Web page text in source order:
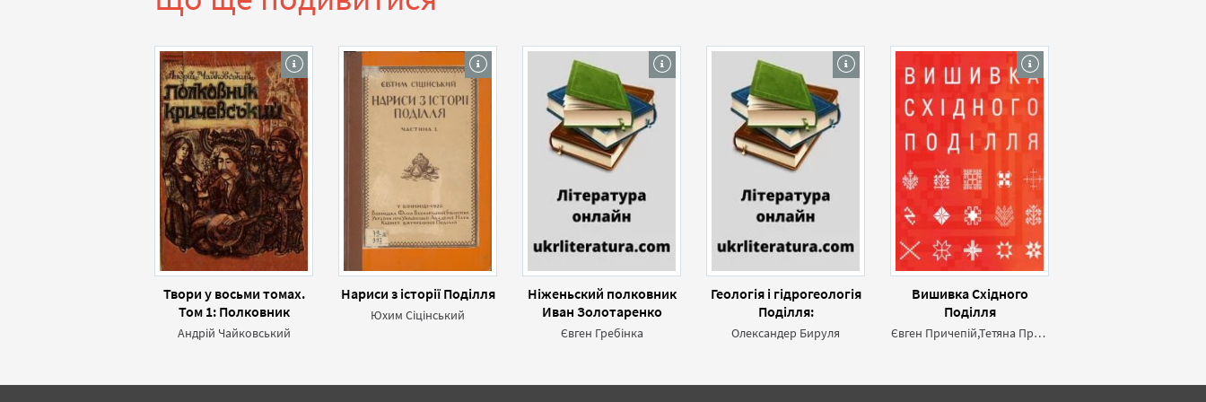
Твори у восьми томах.
Том 1: Полковник
Кричевський
Андрій Чайковський
Нариси з історії Поділля
Юхим Сіцінський
Hіженьский полковник
Иван Золотаpенко
Євген Гребінка
Геологія і гідрогеологія
Поділля:
бібліографічний
Олександер Бируля
Вишивка Східного
Поділля
Євген Причепій,Тетяна Причепій